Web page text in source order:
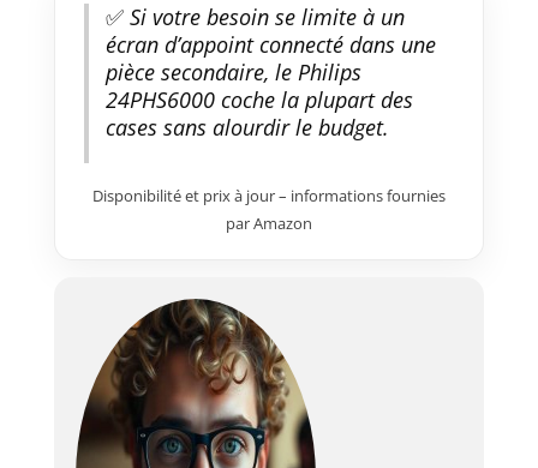
✅Si votre besoin se limite à un
écran d’appoint connecté dans une
pièce secondaire, le Philips
24PHS6000 coche la plupart des
cases sans alourdir le budget.
Disponibilité et prix à jour – informations fournies
par Amazon